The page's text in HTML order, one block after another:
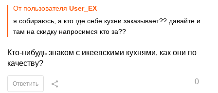
От пользователя User_EX
я собираюсь, а кто где себе кухни заказывает?? давайте и
там на скидку напросимся кто за??
Кто-нибудь знаком с икеевскими кухнями, как они по
качеству?
0
Ответить